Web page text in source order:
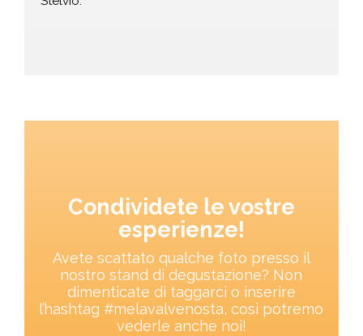
Condividete le vostre
esperienze!
Avete scattato qualche foto presso il
nostro stand di degustazione? Non
dimenticate di taggarci o inserire
l’hashtag #melavalvenosta, così potremo
vederle anche noi!